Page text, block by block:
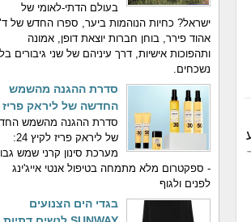
בעולם הדתי-לאומי של
ישראל? כחיות הנוהמות ביער, ספרו החדש של
אהוד פירר, בוחן חברות יוצאת דופן, אמונה
ותהפוכות אישיות, דרך עיניהם של שני גיבורים
נשכחים.
סדרת ההגנה מהשמש
החדשה של ליראק פריז
סדרת ההגנה מהשמש
של ליראק פריז לקיץ 24:
מערכת סינון קרני שמש
- ספקטרום מלא מתמחה בטיפול אנטי אייג'ינג
לפנים ולגוף
בגדי הים הצנועים